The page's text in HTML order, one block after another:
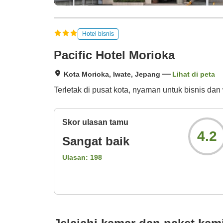
Hotel bisnis
Pacific Hotel Morioka
Kota Morioka, Iwate, Jepang Lihat di peta
Terletak di pusat kota, nyaman untuk bisnis
Skor ulasan tamu
Sangat baik
Ulasan: 198
4.2